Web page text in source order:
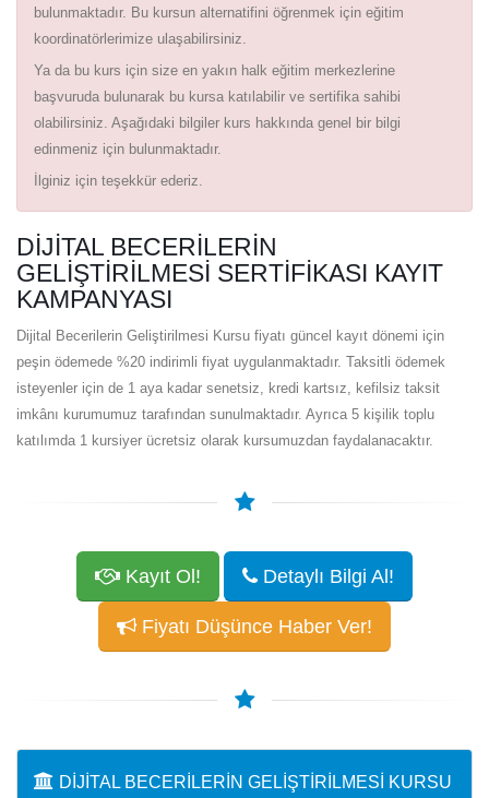
bulunmaktadır. Bu kursun alternatifini öğrenmek için eğitim
koordinatörlerimize ulaşabilirsiniz.
Ya da bu kurs için size en yakın halk eğitim merkezlerine
başvuruda bulunarak bu kursa katılabilir ve sertifika sahibi
olabilirsiniz. Aşağıdaki bilgiler kurs hakkında genel bir bilgi
edinmeniz için bulunmaktadır.
İlginiz için teşekkür ederiz.
DIJITAL BECERILERIN
GELIŞTIRILMESI SERTIFIKASI KAYIT
KAMPANYASI
Dijital Becerilerin Geliştirilmesi Kursu fiyatı güncel kayıt dönemi için
peşin ödemede %20 indirimli fiyat uygulanmaktadır. Taksitli ödemek
isteyenler için de 1 aya kadar senetsiz, kredi kartsız, kefilsiz taksit
imkânı kurumumuz tarafından sunulmaktadır. Ayrıca 5 kişilik toplu
katılımda 1 kursiyer ücretsiz olarak kursumuzdan faydalanacaktır.
Kayıt Ol! Detaylı Bilgi Al!
Fiyatı Düşünce Haber Ver!
DIJITAL BECERILERIN GELIŞTIRILMESI KURSU